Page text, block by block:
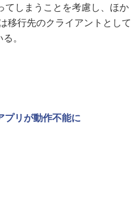
てしまうことを考慮し、ほか
移行先のクライアントとして
。
プリが動作不能に